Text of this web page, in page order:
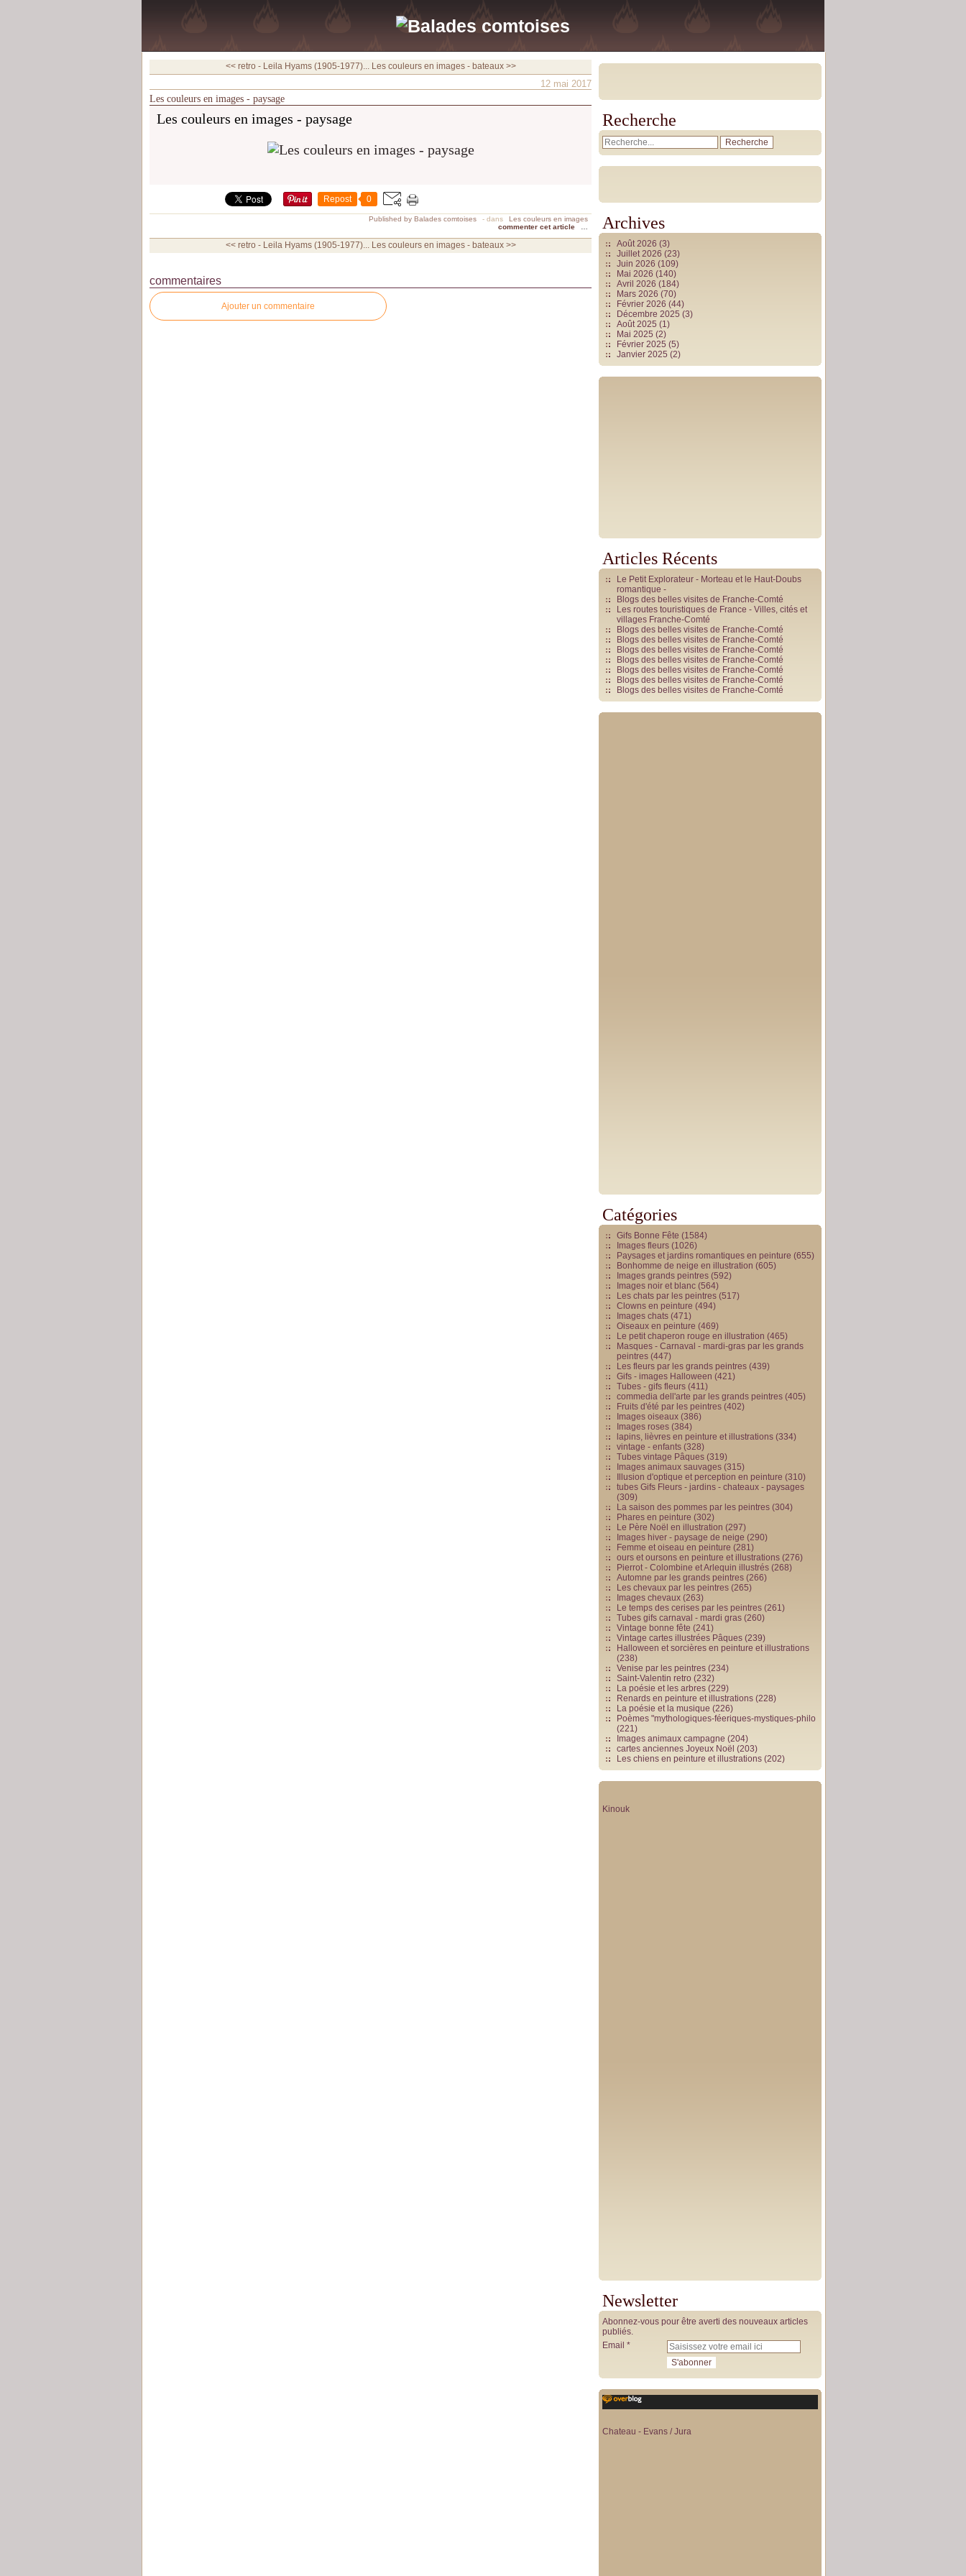
<< retro - Leila Hyams (1905-1977)... Les couleurs en images - bateaux >>
12 mai 2017
Les couleurs en images - paysage
Les couleurs en images - paysage
Repost 0
Published by Balades comtoises - dans
Les couleurs en images
commenter cet article
<< retro - Leila Hyams (1905-1977)... Les couleurs en images - bateaux >>
commentaires
Ajouter un commentaire
Recherche
Archives
Août 2026 (3)
Juillet 2026 (23)
Juin 2026 (109)
Mai 2026 (140)
Avril 2026 (184)
Mars 2026 (70)
Février 2026 (44)
Décembre 2025 (3)
Août 2025 (1)
Mai 2025 (2)
Février 2025 (5)
Janvier 2025 (2)
Articles Récents
Le Petit Explorateur - Morteau et le Haut-Doubs
romantique -
Blogs des belles visites de Franche-Comté
Les routes touristiques de France - Villes, cités et
villages Franche-Comté
Blogs des belles visites de Franche-Comté
Blogs des belles visites de Franche-Comté
Blogs des belles visites de Franche-Comté
Blogs des belles visites de Franche-Comté
Blogs des belles visites de Franche-Comté
Blogs des belles visites de Franche-Comté
Blogs des belles visites de Franche-Comté
Catégories
Gifs Bonne Fête (1584)
Images fleurs (1026)
Paysages et jardins romantiques en peinture (655)
Bonhomme de neige en illustration (605)
Images grands peintres (592)
Images noir et blanc (564)
Les chats par les peintres (517)
Clowns en peinture (494)
Images chats (471)
Oiseaux en peinture (469)
Le petit chaperon rouge en illustration (465)
Masques - Carnaval - mardi-gras par les grands
peintres (447)
Les fleurs par les grands peintres (439)
Gifs - images Halloween (421)
Tubes - gifs fleurs (411)
commedia dell'arte par les grands peintres (405)
Fruits d'été par les peintres (402)
Images oiseaux (386)
Images roses (384)
lapins, lièvres en peinture et illustrations (334)
vintage - enfants (328)
Tubes vintage Pâques (319)
Images animaux sauvages (315)
Illusion d'optique et perception en peinture (310)
tubes Gifs Fleurs - jardins - chateaux - paysages
(309)
La saison des pommes par les peintres (304)
Phares en peinture (302)
Le Père Noël en illustration (297)
Images hiver - paysage de neige (290)
Femme et oiseau en peinture (281)
ours et oursons en peinture et illustrations (276)
Pierrot - Colombine et Arlequin illustrés (268)
Automne par les grands peintres (266)
Les chevaux par les peintres (265)
Images chevaux (263)
Le temps des cerises par les peintres (261)
Tubes gifs carnaval - mardi gras (260)
Vintage bonne fête (241)
Vintage cartes illustrées Pâques (239)
Halloween et sorcières en peinture et illustrations
(238)
Venise par les peintres (234)
Saint-Valentin retro (232)
La poésie et les arbres (229)
Renards en peinture et illustrations (228)
La poésie et la musique (226)
Poèmes "mythologiques-féeriques-mystiques-philo
(221)
Images animaux campagne (204)
cartes anciennes Joyeux Noël (203)
Les chiens en peinture et illustrations (202)
Kinouk
Newsletter
Abonnez-vous pour être averti des nouveaux articles
publiés.
Email
Chateau - Evans / Jura